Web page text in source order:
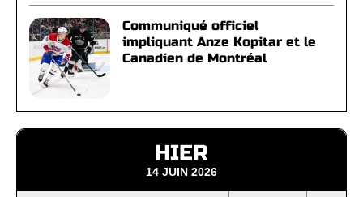
Communiqué officiel
impliquant Anze Kopitar et le
Canadien de Montréal
HIER
14 JUIN 2026